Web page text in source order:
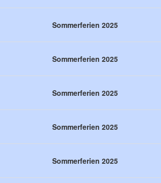
Sommerferien 2025
Sommerferien 2025
Sommerferien 2025
Sommerferien 2025
Sommerferien 2025